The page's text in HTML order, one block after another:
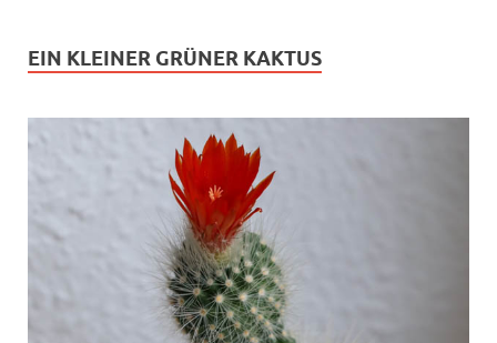
EIN KLEINER GRÜNER KAKTUS